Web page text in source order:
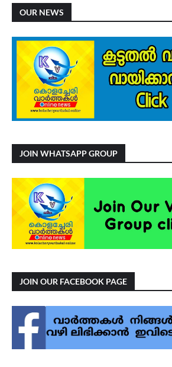
OUR NEWS
JOIN WHATSAPP GROUP
JOIN OUR FACEBOOK PAGE